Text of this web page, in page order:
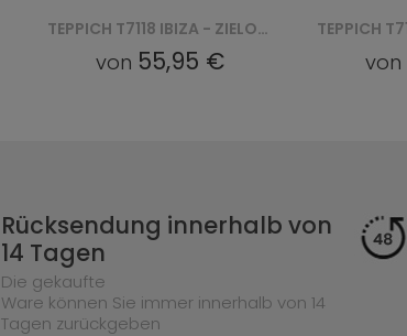
TEPPICH T7118 IBIZA - ZIELONY
von 55,95 € von
Rücksendung innerhalb von
14 Tagen
Die gekaufte
Ware können Sie immer innerhalb von 14
Tagen zurückgeben